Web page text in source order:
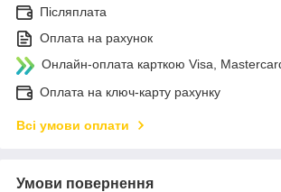
Післяплата
Оплата на рахунок
Онлайн-оплата карткою Visa,
Оплата на ключ-карту рахунку
Всі умови оплати
Умови повернення